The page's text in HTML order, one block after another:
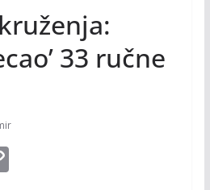
33 ručne
C